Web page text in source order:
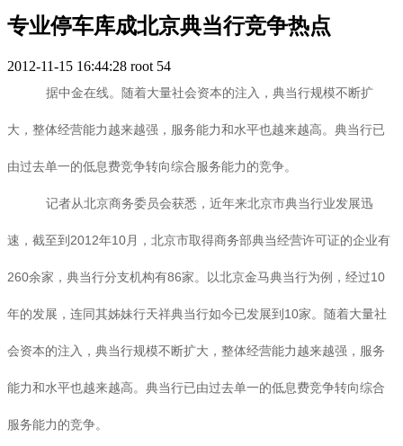
专业停车库成北京典当行竞争热点
2012-11-15 16:44:28 root 54
据中金在线。随着大量社会资本的注入，典当行规模不断扩
大，整体经营能力越来越强，服务能力和水平也越来越高。典当行已
由过去单一的低息费竞争转向综合服务能力的竞争。
记者从北京商务委员会获悉，近年来北京市典当行业发展迅
速，截至到2012年10月，北京市取得商务部典当经营许可证的企业有
260余家，典当行分支机构有86家。以北京金马典当行为例，经过10
年的发展，连同其姊妹行天祥典当行如今已发展到10家。随着大量社
会资本的注入，典当行规模不断扩大，整体经营能力越来越强，服务
能力和水平也越来越高。典当行已由过去单一的低息费竞争转向综合
服务能力的竞争。